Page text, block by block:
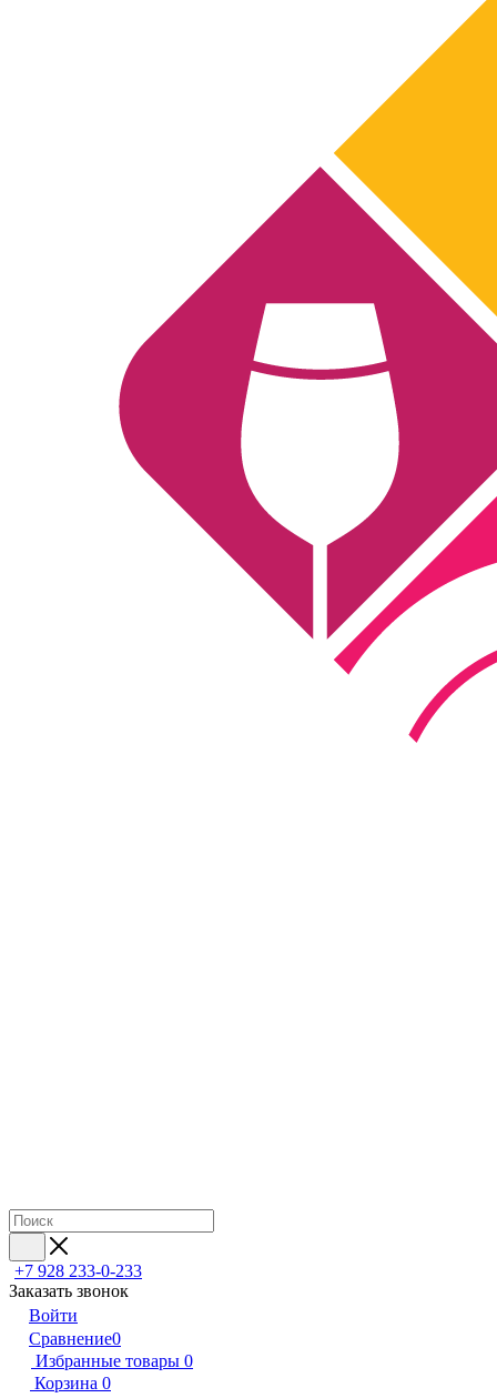
+7 928 233-0-233
Заказать звонок
Войти
Сравнение0
Избранные товары 0
Корзина 0